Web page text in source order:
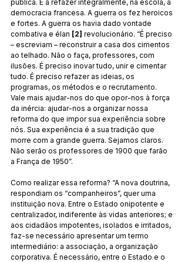
pública. E a refazer integralmente, na escola, a
democracia francesa. A guerra os fez heroicos
e fortes. A guerra os havia dado vontade
combativa e élan [2] revolucionário. “É preciso
– escreviam – reconstruir a casa dos cimentos
ao telhado. Não o faça, professores, com
ilusões. É preciso inovar tudo, unir e cimentar
tudo. É preciso refazer as ideias, os
programas, os métodos e o recrutamento.
Vale mais ajudar-nos do que opor-nos à força
da inércia: ajudar-nos a organizar nossa
reforma do que impor sua experiência sobre
nós. Sua experiência é a sua tradição que
morre com a grande guerra. Sejamos claros.
Não serão os professores de 1900 que farão
a França de 1950”.
Como realizar essa reforma? “A nova doutrina,
respondiam os “companheiros”, quer uma
instituição nova. Entre o Estado onipotente e
centralizador, indiferente às vidas anteriores; e
aos cidadãos impotentes, isolados e irritados,
faz-se necessário apresentar um termo
intermediário: a associação, a organização
corporativa. É necessário, entre o Estado e o